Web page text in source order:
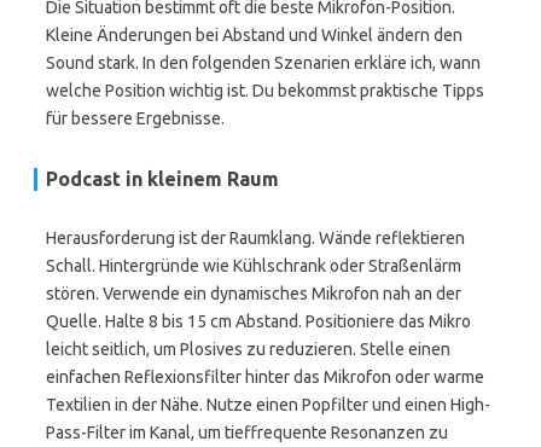
Die Situation bestimmt oft die beste Mikrofon-Position.
Kleine Änderungen bei Abstand und Winkel ändern den
Sound stark. In den folgenden Szenarien erkläre ich, wann
welche Position wichtig ist. Du bekommst praktische Tipps
für bessere Ergebnisse.
Podcast in kleinem Raum
Herausforderung ist der Raumklang. Wände reflektieren
Schall. Hintergründe wie Kühlschrank oder Straßenlärm
stören. Verwende ein dynamisches Mikrofon nah an der
Quelle. Halte 8 bis 15 cm Abstand. Positioniere das Mikro
leicht seitlich, um Plosives zu reduzieren. Stelle einen
einfachen Reflexionsfilter hinter das Mikrofon oder warme
Textilien in der Nähe. Nutze einen Popfilter und einen High-
Pass-Filter im Kanal, um tieffrequente Resonanzen zu